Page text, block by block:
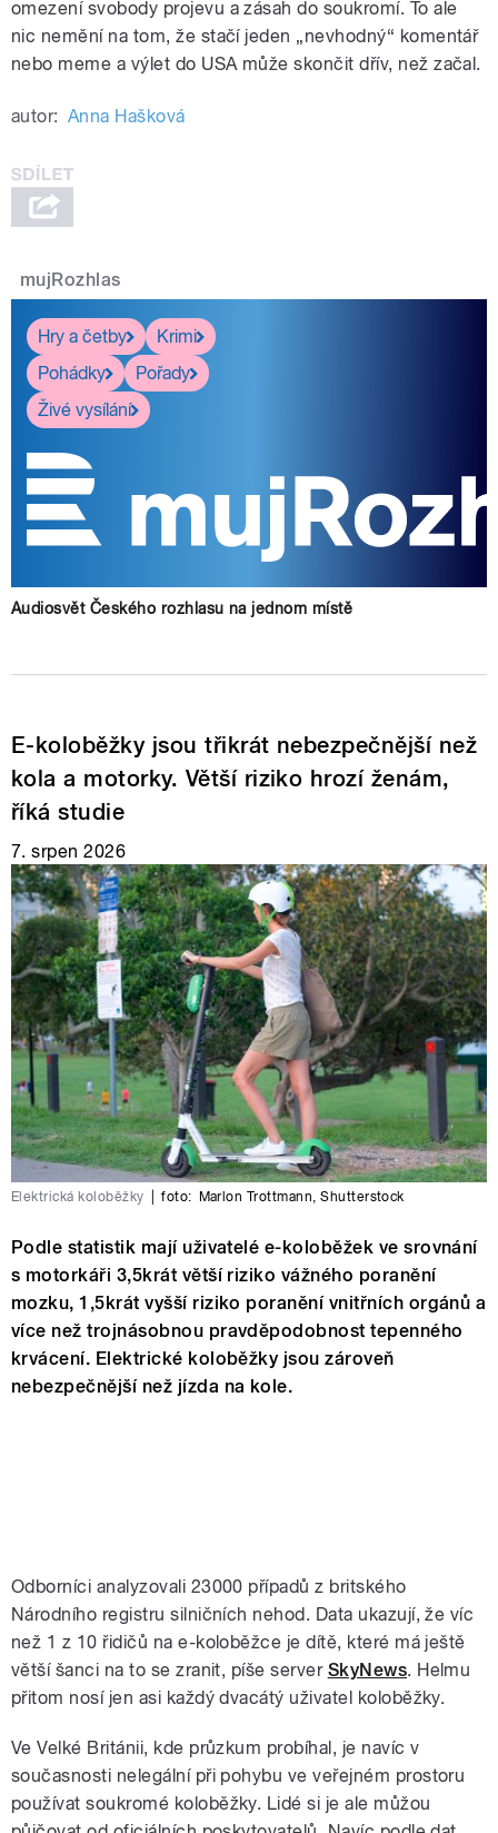
omezení svobody projevu a zásah do soukromí. To ale
nic nemění na tom, že stačí jeden „nevhodný“ komentář
nebo meme a výlet do USA může skončit dřív, než začal.
autor: Anna Hašková
mujRozhlas
Hry a četby
Krimi
Pohádky
Pořady
Živé vysílání
Audiosvět Českého rozhlasu na jednom místě
E-koloběžky jsou třikrát nebezpečnější než
kola a motorky. Větší riziko hrozí ženám,
říká studie
7. srpen 2026
Elektrická koloběžky foto: Marlon Trottmann ,Shutterstock
Podle statistik mají uživatelé e-koloběžek ve srovnání
s motorkáři 3,5krát větší riziko vážného poranění
mozku, 1,5krát vyšší riziko poranění vnitřních orgánů a
více než trojnásobnou pravděpodobnost tepenného
krvácení. Elektrické koloběžky jsou zároveň
nebezpečnější než jízda na kole.
Odborníci analyzovali 23000 případů z britského
Národního registru silničních nehod. Data ukazují, že víc
než 1 z 10 řidičů na e-koloběžce je dítě, které má ještě
větší šanci na to se zranit, píše server SkyNews. Helmu
přitom nosí jen asi každý dvacátý uživatel koloběžky.
Ve Velké Británii, kde průzkum probíhal, je navíc v
současnosti nelegální při pohybu ve veřejném prostoru
používat soukromé koloběžky. Lidé si je ale můžou